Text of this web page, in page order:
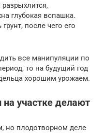
глубокая вспашка.
после чего его
все манипуляции по
то на будущий год
хорошим урожаем.
участке делают
но плодотворном деле